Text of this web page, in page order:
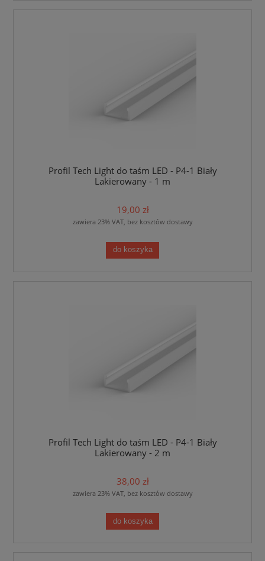
Profil Tech Light do taśm LED - P4-1 Biały
Lakierowany - 1 m
19,00 zł
zawiera 23% VAT, bez kosztów dostawy
do koszyka
Profil Tech Light do taśm LED - P4-1 Biały
Lakierowany - 2 m
38,00 zł
zawiera 23% VAT, bez kosztów dostawy
do koszyka